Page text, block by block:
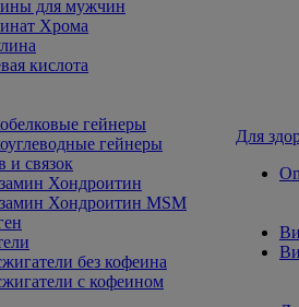
для мужчин
Хрома
кислота
гейнеры
гейнеры
и связок
Хондроитин
Хондроитин MSM
без кофеина
с кофеином
Для